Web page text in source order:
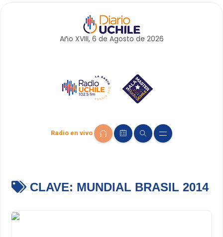
Año XVIII, 6 de Agosto de 2026
Radio en vivo
CLAVE: MUNDIAL BRASIL 2014